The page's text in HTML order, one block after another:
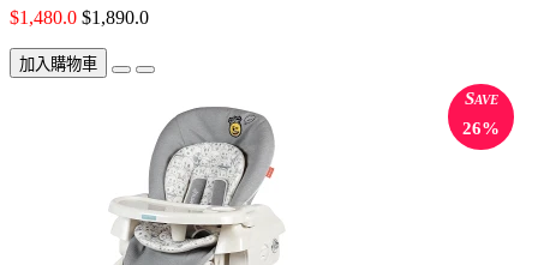
$1,480.0 $1,890.0
加入購物車
Save
26%